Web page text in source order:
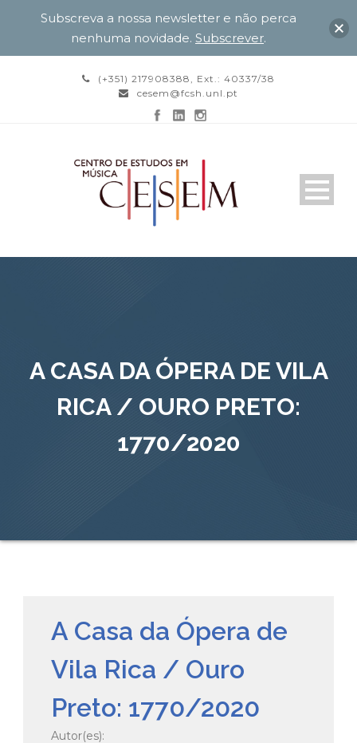
(+351) 217908388, Ext.: 40337/38
cesem@fcsh.unl.pt
A CASA DA ÓPERA DE VILA
RICA / OURO PRETO:
1770/2020
A Casa da Ópera de
Vila Rica / Ouro
Preto: 1770/2020
Autor(es):
Subscreva a nossa newsletter e não perca
nenhuma novidade. Subscrever.